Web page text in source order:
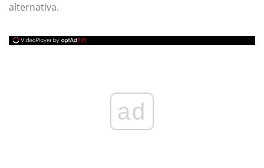
alternativa.
ad